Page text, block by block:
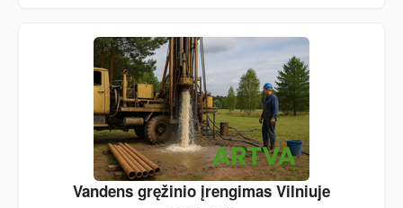
Vandens gręžinio įrengimas Vilniuje